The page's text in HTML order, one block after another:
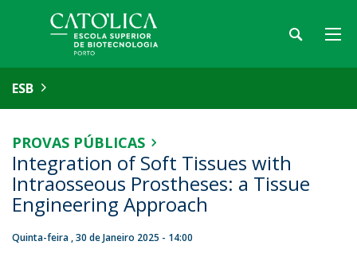
ESB
PROVAS PÚBLICAS
Integration of Soft Tissues with
Intraosseous Prostheses: a Tissue
Engineering Approach
Quinta-feira , 30 de Janeiro 2025 - 14:00